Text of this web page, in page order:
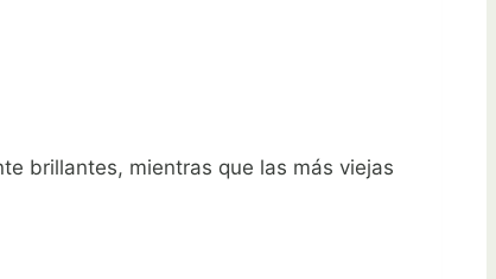
brillantes, mientras que las más viejas